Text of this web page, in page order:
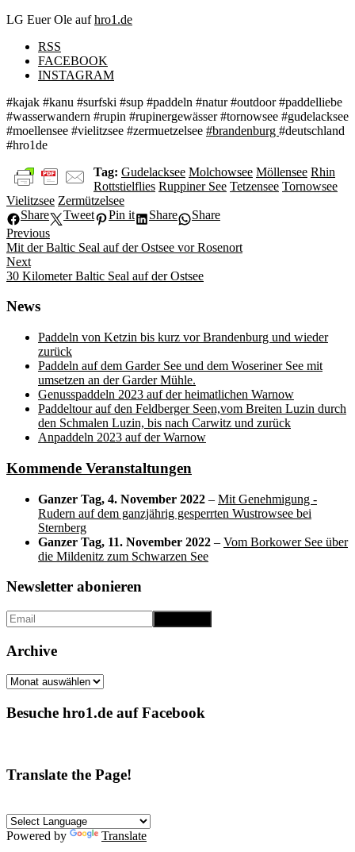
LG Euer Ole aufhro1.de
RSS
FACEBOOK
INSTAGRAM
#kajak #kanu #surfski #sup #paddeln #natur #outdoor #paddelliebe
#wasserwandern #rupin #rupinergewässer #tornowsee #gudelacksee
#moellensee #vielitzsee #zermuetzelsee #brandenburg #deutschland
#hro1de
Tag: Gudelacksee Molchowsee Möllensee Rhin
Rottstielflies Ruppiner See Tetzensee Tornowsee
Vielitzsee Zermützelsee
Share
Tweet Pin it Share Share
Beitragsnavigation
Previous
Previous
post:
Mit der Baltic Seal auf der Ostsee vor Rosenort
Next
Next
30 Kilometer Baltic Seal auf der Ostsee
News
Paddeln von Ketzin bis kurz vor Brandenburg und wieder
zurück
Paddeln auf dem Garder See und dem Woseriner See mit
umsetzen an der Garder Mühle.
Genusspaddeln 2023 auf der heimatlichen Warnow
Paddeltour auf den Feldberger Seen,vom Breiten Luzin durch
den Schmalen Luzin, bis nach Carwitz und zurück
Anpaddeln 2023 auf der Warnow
Kommende Veranstaltungen
Ganzer Tag, 4. November 2022 – Mit Genehmigung -
Rudern auf dem ganzjährig gesperrten Wustrowsee bei
Sternberg
Ganzer Tag, 11. November 2022 – Vom Borkower See über
die Mildenitz zum Schwarzen See
Newsletter abonieren
Archive
Archive
Besuche hro1.de auf Facebook
Translate the Page!
Powered by Translate